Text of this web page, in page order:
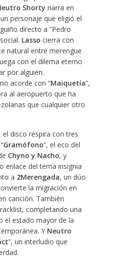
Shorty narra en
personaje que eligió el
directo a “Pedro
Lasso cierra con
natural entre merengue
con el dilema eterno
por alguien.
acorde con “Maiquetía”,
al aeropuerto que ha
que cualquier otro
el disco respira con tres
Gramófono”, el eco del
Chyno y Nacho, y
enlace del tema insignia
a 2Merengada, un dúo
la migración en
canción. También
completando una
el estado mayor de la
Y Neutro
”, un interludio que